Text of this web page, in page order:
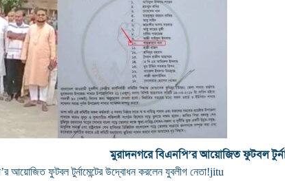
মুরাদনগরে বিএনপি’র আয়োজিত ফুটবল
আয়োজিত ফুটবল টুর্নামেন্টের উদ্বোধন করলেন যুবলীগ নেতা!jitu